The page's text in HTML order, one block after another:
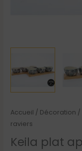
Accueil / Décoration /
raviers
Keila plat